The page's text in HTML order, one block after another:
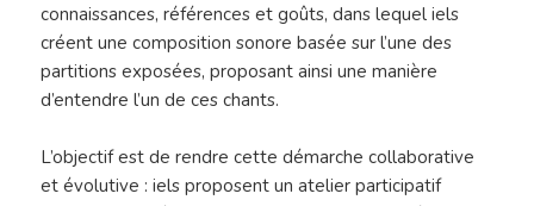
connaissances, références et goûts, dans lequel iels
créent une composition sonore basée sur l’une des
partitions exposées, proposant ainsi une manière
d’entendre l’un de ces chants.
L’objectif est de rendre cette démarche collaborative
et évolutive : iels proposent un atelier participatif